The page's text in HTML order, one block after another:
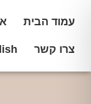
עמוד הבית
צרו קשר